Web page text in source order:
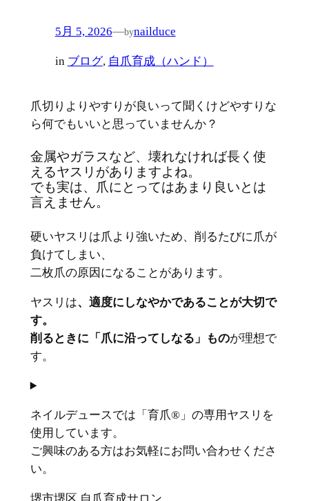
5月 5, 2026—bynailduce
in ブログ, 自爪育成（ハンド）
爪切りよりやすりが良いって聞くけどやすりな
ら何でもいいと思っていませんか？
金属やガラスなど、壊れなければ長く使
えるヤスリがありますよね。
でも実は、爪にとってはあまり良いとは
言えません。
硬いヤスリは爪より強いため、削るたびに爪が
負けてしまい、
二枚爪の原因になることがあります。
ヤスリは、適度にしなやかであることが大切で
す。
削るときに「爪に沿ってしなる」ものが理想で
す。
ネイルデュースでは「育爪®︎」の専用ヤスリを
使用しています。
ご興味のある方はお気軽にお問い合わせくださ
い。